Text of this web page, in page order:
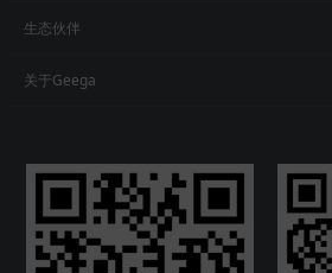
生态伙伴
关于Geega